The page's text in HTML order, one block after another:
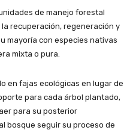
de manejo forestal
recuperación, regeneración y
mayoría con especies nativas
mixta o pura.
en fajas ecológicas en lugar de
para cada árbol plantado,
para su posterior
bosque seguir su proceso de